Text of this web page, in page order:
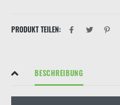
PRODUKT TEILEN:
BESCHREIBUNG